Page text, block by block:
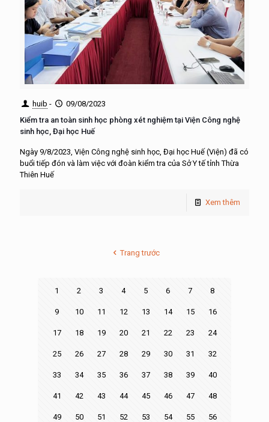
huib -
09/08/2023
Kiểm tra an toàn sinh học phòng xét nghiệm tại Viện Công nghệ
sinh học, Đại học Huế
Ngày 9/8/2023, Viện Công nghệ sinh học, Đại học Huế (Viện) đã có
buổi tiếp đón và làm việc với đoàn kiểm tra của Sở Y tế tỉnh Thừa
Thiên Huế
Xem thêm
Trang trước
1 2 3 4 5 6 7 8
9 10 11 12 13 14 15 16
17 18 19 20 21 22 23 24
25 26 27 28 29 30 31 32
33 34 35 36 37 38 39 40
41 42 43 44 45 46 47 48
49 50 51 52 53 54 55 56